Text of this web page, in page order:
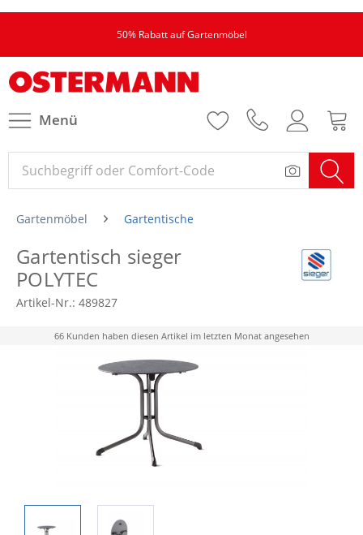
50% Rabatt auf Gartenmöbel
Menü
Gartenmöbel Gartentische
Gartentisch sieger
POLYTEC
Artikel-Nr.: 489827
66 Kunden haben diesen Artikel im letzten Monat angesehen